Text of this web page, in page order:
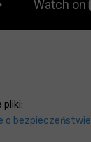
pliki:
o bezpieczeństwie